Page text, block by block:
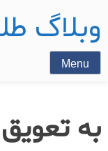
وبلاگ
Menu
به